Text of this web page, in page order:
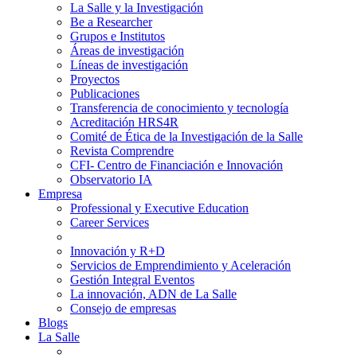
La Salle y la Investigación
Be a Researcher
Grupos e Institutos
Áreas de investigación
Líneas de investigación
Proyectos
Publicaciones
Transferencia de conocimiento y tecnología
Acreditación HRS4R
Comité de Ética de la Investigación de la Salle
Revista Comprendre
CFI- Centro de Financiación e Innovación
Observatorio IA
Empresa
Professional y Executive Education
Career Services
Innovación y R+D
Servicios de Emprendimiento y Aceleración
Gestión Integral Eventos
La innovación, ADN de La Salle
Consejo de empresas
Blogs
La Salle